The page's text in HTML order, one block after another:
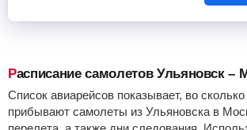
Расписание самолетов Ульяновск –
Список авиарейсов показывает, во
прибывают самолеты из Ульяновска в